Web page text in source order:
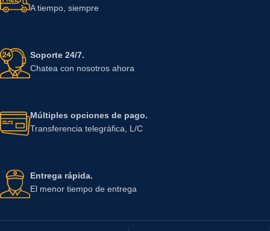
A tiempo, siempre
Soporte 24/7.
Chatea con nosotros ahora
Múltiples opciones de pago.
Transferencia telegráfica, L/C
Entrega rápida.
El menor tiempo de entrega